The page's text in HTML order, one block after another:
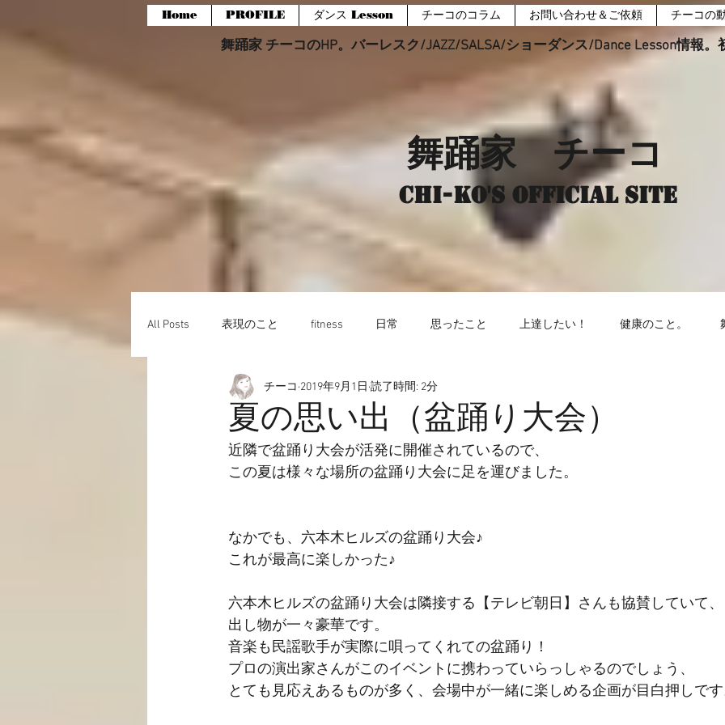
Home PROFILE ダンス Lesson チーコのコラム お問い合わせ＆ご依頼 チーコの
舞踊家 チーコのHP。バーレスク/JAZZ/SALSA/ショーダンス/Dance Lesson情報。
舞踊家 チーコ
Chi-ko's Official site
All Posts 表現のこと fitness 日常 思ったこと 上達したい！ 健康のこと。
愉快なこと 動画☆
夏の思い出（盆踊り大会）
チーコ 2019年9月1日 読了時間: 2分
近隣で盆踊り大会が活発に開催されているので、
この夏は様々な場所の盆踊り大会に足を運びました。
なかでも、六本木ヒルズの盆踊り大会♪
これが最高に楽しかった♪
六本木ヒルズの盆踊り大会は隣接する【テレビ朝日】さんも協賛していて、
出し物が一々豪華です。
音楽も民謡歌手が実際に唄ってくれての盆踊り！
プロの演出家さんがこのイベントに携わっていらっしゃるのでしょう、
とても見応えあるものが多く、会場中が一緒に楽しめる企画が目白押しで